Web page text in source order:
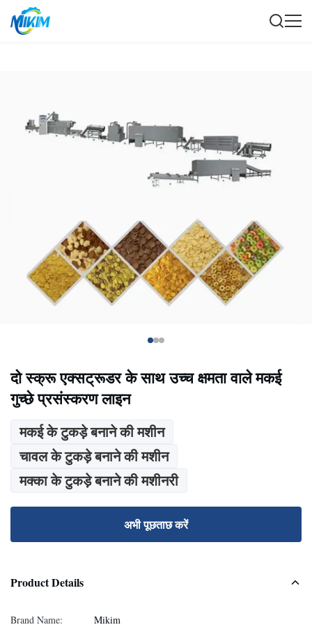
दो स्क्रू एक्सट्रूडर के साथ उच्च क्षमता वाले मकई
गुच्छे प्रसंस्करण लाइन
मकई के टुकड़े बनाने की मशीन
चावल के टुकड़े बनाने की मशीन
मक्का के टुकड़े बनाने की मशीनरी
अभी पूछताछ करें
Product Details
Brand Name:
Mikim